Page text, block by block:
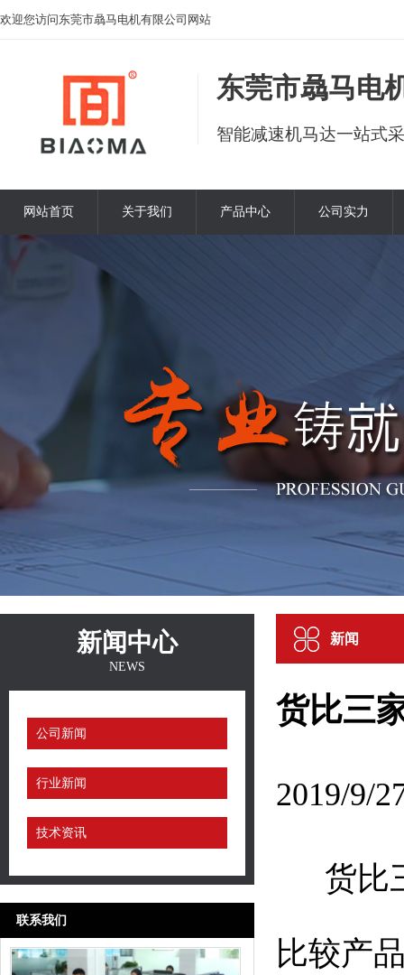
欢迎您访问东莞市骉马电机有限公司网站
东莞市骉马电
智能减速机马达一站式
网站首页 关于我们 产品中心 公司实力
新闻中心
NEWS
公司新闻
行业新闻
技术资讯
联系我们
新闻
货比三
2019/9/
货比
比较产